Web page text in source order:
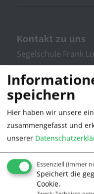
Kontakt zu uns
Segelschule Frank
Stresemannstr. 11
21335 Lüneburg
Tel. 04131/380022
info@segelschule.de
speichern
Hier haben wir unsere
zusammengefasst und
unserer
Essenziell(immer
Speichert die
Cookie.